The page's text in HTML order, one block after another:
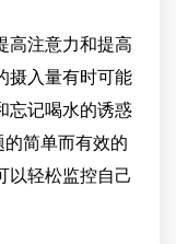
高注意力和提高
摄入量有时可能
忘记喝水的诱惑
简单而有效的
以轻松监控自己